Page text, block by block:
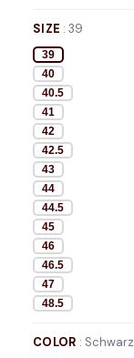
SIZE :39
39
40
40.5
41
42
42.5
43
44
44.5
45
46
46.5
47
48.5
COLOR : Schwarz